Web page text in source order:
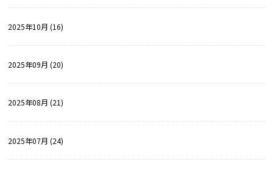
2025年10月 (16)
2025年09月 (20)
2025年08月 (21)
2025年07月 (24)